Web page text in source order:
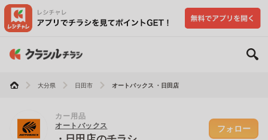
大分県 日田市 オートバックス ・日田店
カー用品
オートバックス
フォロー